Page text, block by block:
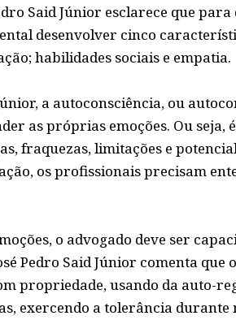
Said Júnior esclarece que
desenvolver cinco
habilidades sociais e empatia.
a autoconsciência, ou
as próprias emoções. Ou seja,
fraquezas, limitações e
os profissionais precisam
o advogado deve ser
Pedro Said Júnior comenta que
propriedade, usando da auto-
exercendo a tolerância durante